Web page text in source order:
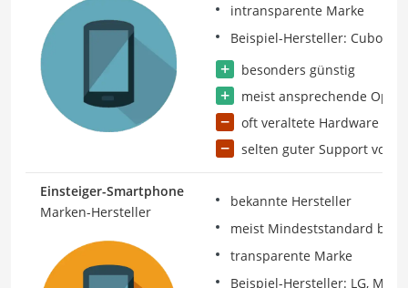
intransparente Marke
Beispiel-Hersteller: Cubot,
besonders günstig
meist ansprechende Optik
oft veraltete Hardware
selten guter Support vom
Einsteiger-Smartphone
Marken-Hersteller
bekannte Hersteller
meist Mindeststandard bei
transparente Marke
Beispiel-Hersteller: LG,